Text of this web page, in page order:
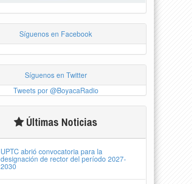
Síguenos en Facebook
Síguenos en Twitter
Tweets por @BoyacaRadio
Últimas Noticias
UPTC abrió convocatoria para la
designación de rector del período 2027-
2030